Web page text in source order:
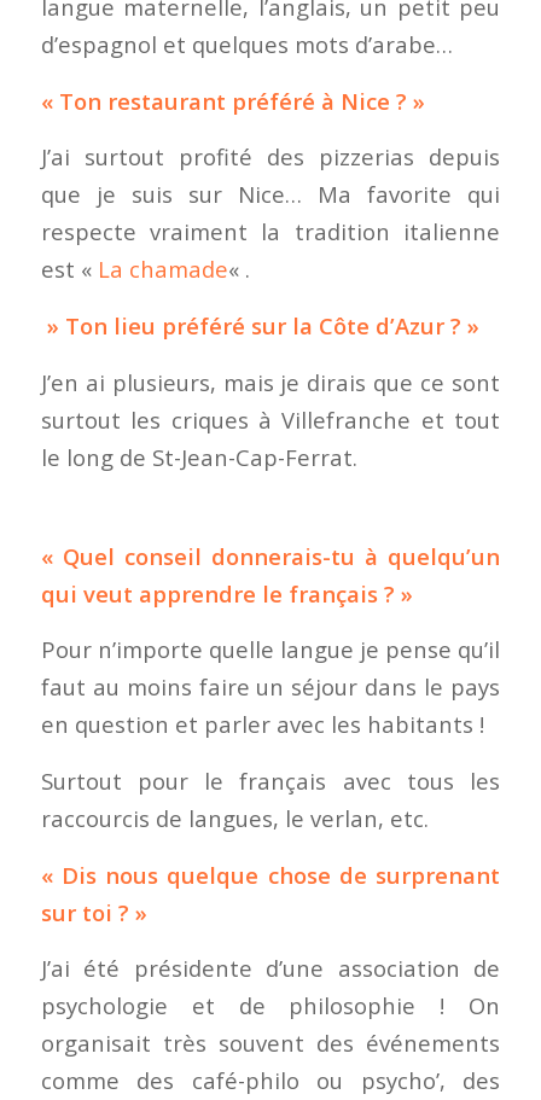
langue maternelle, l’anglais, un petit peu
d’espagnol et quelques mots d’arabe…
« Ton restaurant préféré à Nice ? »
J’ai surtout profité des pizzerias depuis
que je suis sur Nice… Ma favorite qui
respecte vraiment la tradition italienne
est « La chamade« .
» Ton lieu préféré sur la Côte d’Azur ? »
J’en ai plusieurs, mais je dirais que ce sont
surtout les criques à Villefranche et tout
le long de St-Jean-Cap-Ferrat.
« Quel conseil donnerais-tu à quelqu’un
qui veut apprendre le français ? »
Pour n’importe quelle langue je pense qu’il
faut au moins faire un séjour dans le pays
en question et parler avec les habitants !
Surtout pour le français avec tous les
raccourcis de langues, le verlan, etc.
« Dis nous quelque chose de surprenant
sur toi ? »
J’ai été présidente d’une association de
psychologie et de philosophie ! On
organisait très souvent des événements
comme des café-philo ou psycho’, des